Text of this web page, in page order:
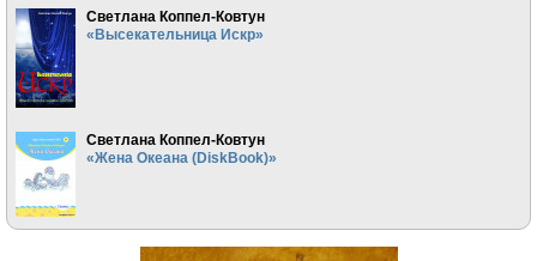
Светлана Коппел-Ковтун
«Высекательница Искр»
Светлана Коппел-Ковтун
«Жена Океана (DiskBook)»